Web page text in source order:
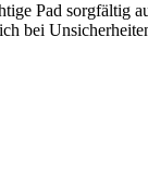
Pad sorgfältig
bei